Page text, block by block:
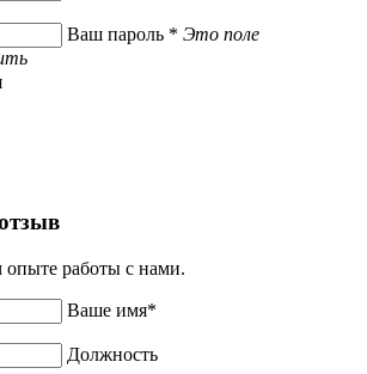
Ваш пароль * Это поле
опыте работы с нами.
Ваше имя*
Должность